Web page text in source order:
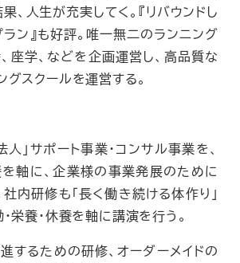
、人生が充実してく。『リバウンドし
ン』も好評。唯一無二のランニング
座学、などを企画運営し、高品質な
スクールを運営する。
」サポート事業・コンサル事業を、
を軸に、企業様の事業発展のために
内研修も「長く働き続ける体作り」
栄養・休養を軸に講演を行う。
進するための研修、オーダーメイドの